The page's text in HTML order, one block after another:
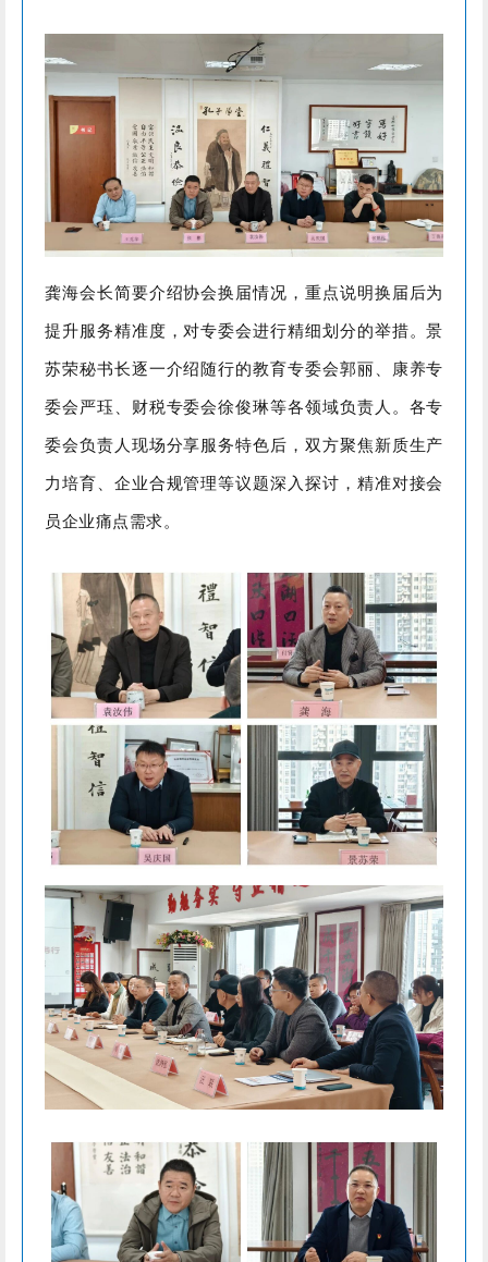
龚海会长简要介绍协会换届情况，重点说明换届后为
提升服务精准度，对专委会进行精细划分的举措。景
苏荣秘书长逐一介绍随行的教育专委会郭丽、康养专
委会严珏、财税专委会徐俊琳等各领域负责人。各专
委会负责人现场分享服务特色后，双方聚焦新质生产
力培育、企业合规管理等议题深入探讨，精准对接会
员企业痛点需求。